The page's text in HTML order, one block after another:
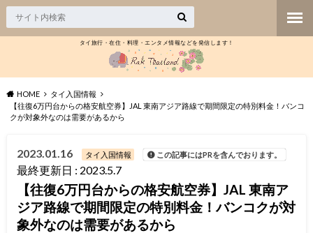
タイ旅行・在住・料理・エンタメ情報などを発信します！
HOME
タイ入国情報
【往復6万円台からの格安航空券】JAL 東南アジア路線で期間限定の特別料金！バンコ
クが対象外なのは需要があるから
2023.01.16 タイ入国情報 この記事にはPRを含んでおります。
最終更新日 : 2023.5.7
【往復6万円台からの格安航空券】JAL 東南ア
ジア路線で期間限定の特別料金！バンコクが対
象外なのは需要があるから